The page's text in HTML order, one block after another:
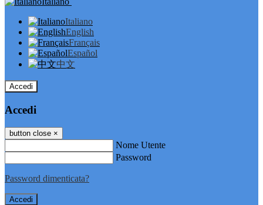
Italiano
English
Français
Español
中文
Accedi
Accedi
button close ×
Nome Utente
Password
Password dimenticata?